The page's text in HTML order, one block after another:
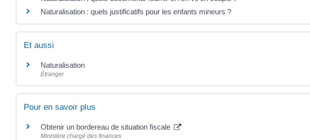
Naturalisation : quels justificatifs pour les enfants mineurs ?
Et aussi
Naturalisation
Étranger
Pour en savoir plus
Obtenir un bordereau de situation fiscale
Ministère chargé des finances